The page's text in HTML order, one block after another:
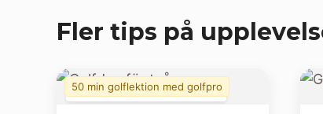
Fler tips på
Går att boka golfsäsongen
50 min golflektion med golfpro